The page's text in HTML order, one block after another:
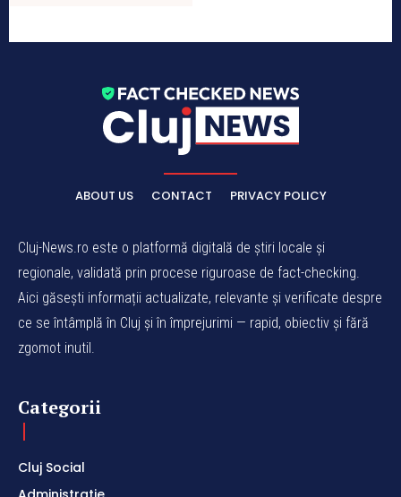
ABOUT US CONTACT PRIVACY POLICY
Cluj-News.ro este o platformă digitală de știri locale și
regionale, validată prin procese riguroase de fact-checking.
Aici găsești informații actualizate, relevante și verificate despre
ce se întâmplă în Cluj și în împrejurimi — rapid, obiectiv și fără
zgomot inutil.
Categorii
Cluj Social